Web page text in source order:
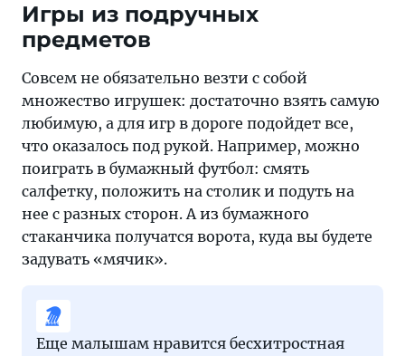
Игры из подручных
предметов
Совсем не обязательно везти с собой
множество игрушек: достаточно взять самую
любимую, а для игр в дороге подойдет все,
что оказалось под рукой. Например, можно
поиграть в бумажный футбол: смять
салфетку, положить на столик и подуть на
нее с разных сторон. А из бумажного
стаканчика получатся ворота, куда вы будете
задувать «мячик».
Еще малышам нравится бесхитростная